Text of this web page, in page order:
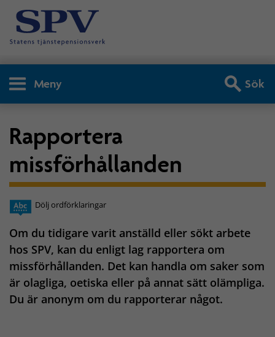
Meny Sök
Rapportera
missförhållanden
Dölj ordförklaringar
Om du tidigare varit anställd eller sökt arbete
hos SPV, kan du enligt lag rapportera om
missförhållanden. Det kan handla om saker som
är olagliga, oetiska eller på annat sätt olämpliga.
Du är anonym om du rapporterar något.